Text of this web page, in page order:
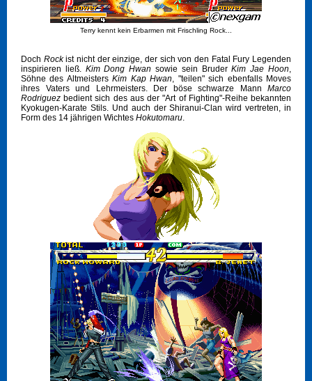
Terry kennt kein Erbarmen mit Frischling Rock...
Doch Rockist nicht der einzige, der sich von den Fatal Fury Legenden
inspirieren ließ. Kim Dong Hwan sowie sein BruderKim Jae Hoon,
Söhne des AltmeistersKim Kap Hwan, "teilen" sich ebenfalls Moves
ihres Vaters und Lehrmeisters. Der böse schwarze Mann Marco
Rodriguez bedient sich des aus der "Art of Fighting"-Reihe bekannten
Kyokugen-Karate Stils. Und auch der Shiranui-Clan wird vertreten, in
Form des 14 jährigen Wichtes Hokutomaru.